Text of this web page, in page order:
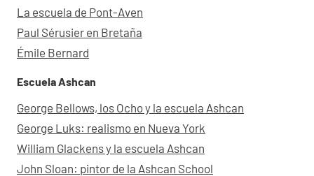
La escuela de Pont-Aven
Paul Sérusier en Bretaña
Émile Bernard
Escuela Ashcan
George Bellows, los Ocho y la escuela Ashcan
George Luks: realismo en Nueva York
William Glackens y la escuela Ashcan
John Sloan: pintor de la Ashcan School